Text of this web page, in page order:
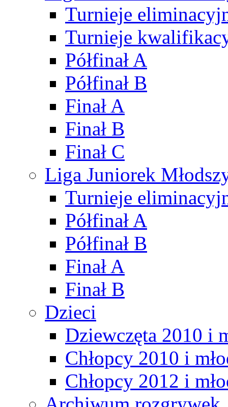
Turnieje
Turnieje
Półfinał A
Półfinał B
Finał A
Finał B
Finał C
Liga Juniorek
Turnieje
Półfinał A
Półfinał B
Finał A
Finał B
Dzieci
Dziewczęta 2010 i
Chłopcy 2010 i
Chłopcy 2012 i